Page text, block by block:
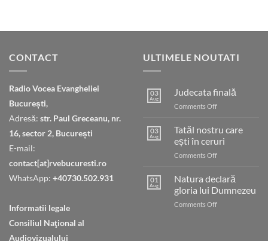
CONTACT
Radio Vocea Evangheliei
București,
Adresă: str. Paul Greceanu, nr.
16, sector 2, București
E-mail:
contact[at]rvebucuresti.ro
WhatsApp: +40730.502.931
Informatii legale
Consiliul Naţional al
Audiovizualului
ULTIMELE NOUTATI
03
Aug
Judecata finală
Comments Offon
03
Aug
Tatăl nostru care
ești în ceruri
Comments Offon
nostru
care
ești
în
01
Aug
Natura declară
gloria lui Dumnezeu
Comments Offon